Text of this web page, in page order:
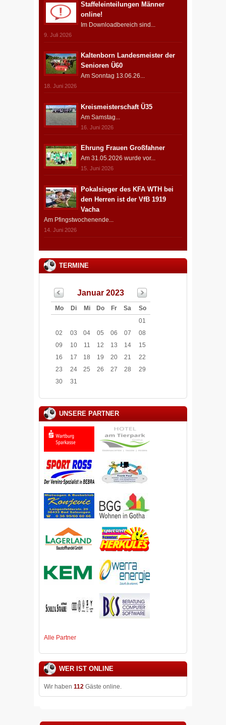
Staffeleinteilungen Männer
online!
Im Downloadbereich sind...
9. Juli 2026
Kaltenborn Landesmeister der
Senioren Ü60
Am Sonntag 13.06.26...
18. Juni 2026
Kreismeisterschaft Ü35
Am Samstag...
16. Juni 2026
Ehrung Frauen Großfahner
Am 31.05.2026 wurde vor...
15. Juni 2026
Pokalsieger des KFA WTH bei
den Herren ist der VfB 1919
Vacha
Am Pfingstwochenende...
14. Juni 2026
TERMINE
Januar 2023
Mo Di Mi Do Fr Sa
So
01
02
03 04 05 06 07
08
09
10 11 12 13 14
15
16
17 18 19 20 21
22
23
24 25 26 27 28
29
30
31
UNSERE PARTNER
Alle Partner
WER IST ONLINE
Wir haben 112 Gäste online.